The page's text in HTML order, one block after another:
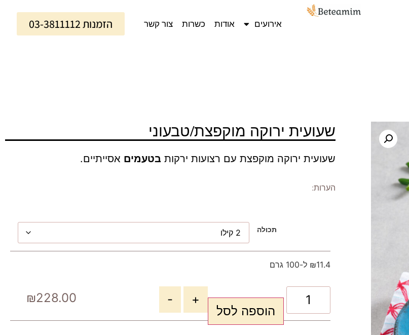
אירועים אודות כשרות צור קשר הזמנות 03-3811112
שעועית ירוקה מוקפצת/טבעוני
שעועית ירוקה מוקפצת עם רצועות ירקות בטעמים אסייתיים.
הערות:
תכולה
₪11.4 ל-100 גרם
₪228.00 +
-
הוספה לסל